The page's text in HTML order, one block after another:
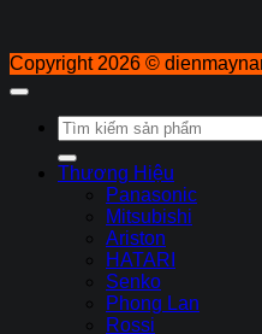
Copyright 2026 ©
Tìm
kiếm:
Thương Hiệu
Panasonic
Mitsubishi
Ariston
HATARI
Senko
Phong Lan
Rossi